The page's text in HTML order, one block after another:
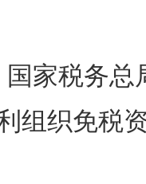
家税务总
组织免税